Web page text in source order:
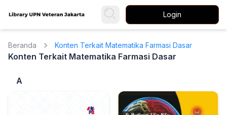
Login
Beranda Konten Terkait Matematika Farmasi Dasar
Konten Terkait Matematika Farmasi Dasar
A